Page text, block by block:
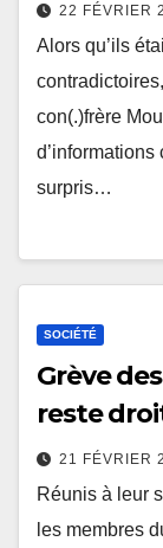
22 FÉVRIER
Alors qu’ils
con(.)frère
surpris…
SOCIÉTÉ
Grève
reste
21 FÉVRIER
Réunis à leur
les membres